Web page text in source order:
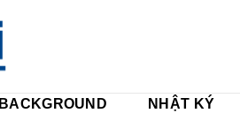
BACKGROUND
NHẬT KÝ